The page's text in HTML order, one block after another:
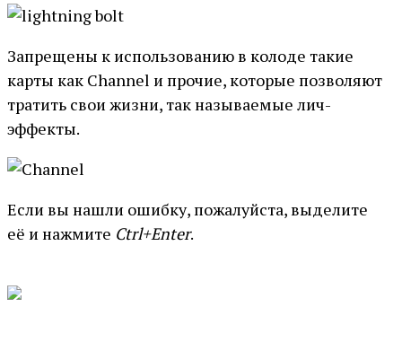
Запрещены к использованию в колоде такие
карты как Channel и прочие, которые позволяют
тратить свои жизни, так называемые лич-
эффекты.
Если вы нашли ошибку, пожалуйста, выделите
её и нажмите Ctrl+Enter.